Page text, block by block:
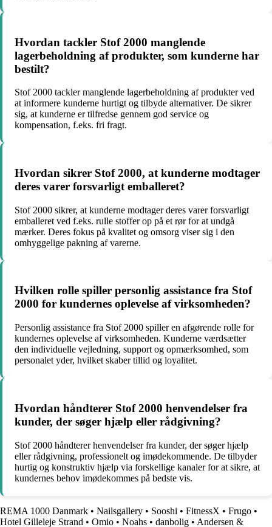
Hvordan tackler Stof 2000 manglende
lagerbeholdning af produkter, som kunderne har
bestilt?
Stof 2000 tackler manglende lagerbeholdning af produkter ved
at informere kunderne hurtigt og tilbyde alternativer. De sikrer
sig, at kunderne er tilfredse gennem god service og
kompensation, f.eks. fri fragt.
Hvordan sikrer Stof 2000, at kunderne modtager
deres varer forsvarligt emballeret?
Stof 2000 sikrer, at kunderne modtager deres varer forsvarligt
emballeret ved f.eks. rulle stoffer op på et rør for at undgå
mærker. Deres fokus på kvalitet og omsorg viser sig i den
omhyggelige pakning af varerne.
Hvilken rolle spiller personlig assistance fra Stof
2000 for kundernes oplevelse af virksomheden?
Personlig assistance fra Stof 2000 spiller en afgørende rolle for
kundernes oplevelse af virksomheden. Kunderne værdsætter
den individuelle vejledning, support og opmærksomhed, som
personalet yder, hvilket skaber tillid og loyalitet.
Hvordan håndterer Stof 2000 henvendelser fra
kunder, der søger hjælp eller rådgivning?
Stof 2000 håndterer henvendelser fra kunder, der søger hjælp
eller rådgivning, professionelt og imødekommende. De tilbyder
hurtig og konstruktiv hjælp via forskellige kanaler for at sikre, at
kundernes behov imødekommes på bedste vis.
REMA 1000 Danmark • Nailsgallery • Sooshi • FitnessX • Frugo •
Hotel Gilleleje Strand • Omio • Noahs • danbolig • Andersen &